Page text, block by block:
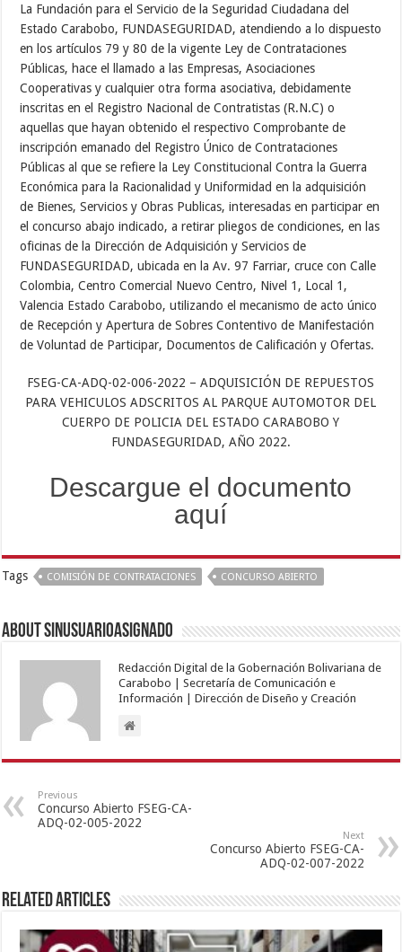
La Fundación para el Servicio de la Seguridad Ciudadana del
Estado Carabobo, FUNDASEGURIDAD, atendiendo a lo dispuesto
en los artículos 79 y 80 de la vigente Ley de Contrataciones
Públicas, hace el llamado a las Empresas, Asociaciones
Cooperativas y cualquier otra forma asociativa, debidamente
inscritas en el Registro Nacional de Contratistas (R.N.C) o
aquellas que hayan obtenido el respectivo Comprobante de
inscripción emanado del Registro Único de Contrataciones
Públicas al que se refiere la Ley Constitucional Contra la Guerra
Económica para la Racionalidad y Uniformidad en la adquisición
de Bienes, Servicios y Obras Publicas, interesadas en participar en
el concurso abajo indicado, a retirar pliegos de condiciones, en las
oficinas de la Dirección de Adquisición y Servicios de
FUNDASEGURIDAD, ubicada en la Av. 97 Farriar, cruce con Calle
Colombia, Centro Comercial Nuevo Centro, Nivel 1, Local 1,
Valencia Estado Carabobo, utilizando el mecanismo de acto único
de Recepción y Apertura de Sobres Contentivo de Manifestación
de Voluntad de Participar, Documentos de Calificación y Ofertas.
FSEG-CA-ADQ-02-006-2022 – ADQUISICIÓN DE REPUESTOS
PARA VEHICULOS ADSCRITOS AL PARQUE AUTOMOTOR DEL
CUERPO DE POLICIA DEL ESTADO CARABOBO Y
FUNDASEGURIDAD, AÑO 2022.
Descargue el documento
aquí
Tags COMISIÓN DE CONTRATACIONES CONCURSO ABIERTO
About sinusuarioasignado
Redacción Digital de la Gobernación Bolivariana de
Carabobo | Secretaría de Comunicación e
Información | Dirección de Diseño y Creación
Previous
Concurso Abierto FSEG-CA-
ADQ-02-005-2022
Next
Concurso Abierto FSEG-CA-
ADQ-02-007-2022
Related Articles